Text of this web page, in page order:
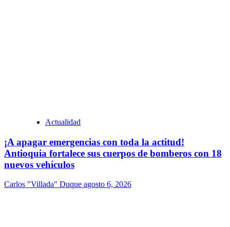
Actualidad
¡A apagar emergencias con toda la actitud!
Antioquia fortalece sus cuerpos de bomberos con 18
nuevos vehículos
Carlos "Villada" Duque agosto 6, 2026